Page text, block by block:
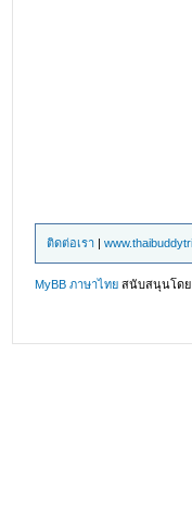
ติดต่อเรา |
MyBB ภาษาไทย สนับสนุนโด